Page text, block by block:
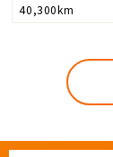
40,300km